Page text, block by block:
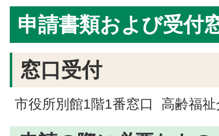
申請書類および受付
窓口受付
市役所別館1階1番窓口 高齢福祉